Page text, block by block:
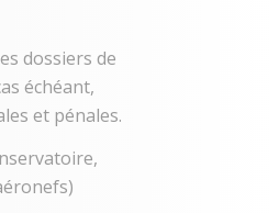
dossiers de
échéant,
et pénales.